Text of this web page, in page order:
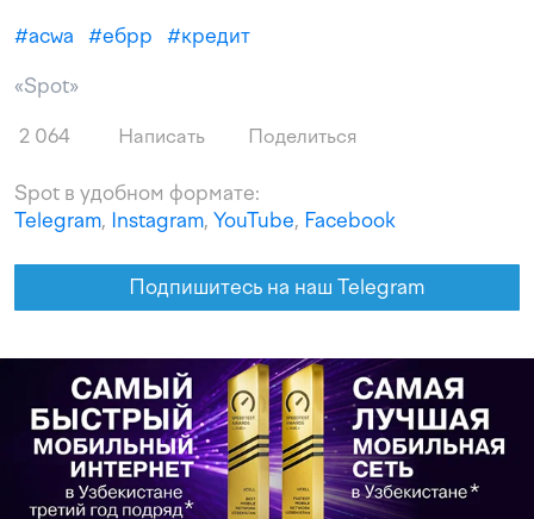
#acwa #ебрр #кредит
«Spot»
2 064 Написать Поделиться
Spot в удобном формате:
Telegram, Instagram, YouTube, Facebook
Подпишитесь на наш Telegram